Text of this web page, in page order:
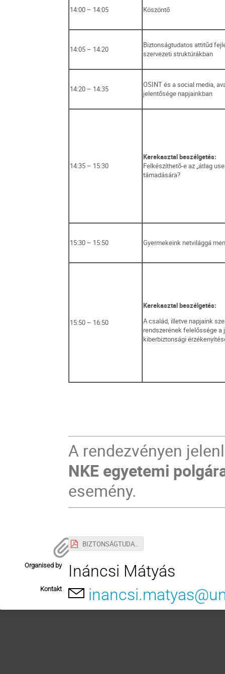
14:00 – 14:05 Köszöntő
14:05 – 14:20
Biztonságtudatos attitűd
szervezeti struktúrákban
14:20 – 14:35
OSINT és a social media,
jelentősége napjainkban
14:35 – 15:30
Kerekasztal beszélgetés:
Felkészíthető-e az „átlag
támadására?
15:30 – 15:50 Gyermekeink netvilággá
15:50 – 16:50
Kerekasztal beszélgetés:
A család, illetve napjaink
rendszerének felelőssége a
kiberbiztonsági
A rendezvényen
NKE egyetemi
esemény.
BIZTONSÁGTUDATOSSÁGI WORKSHOP.pdf
Organised by Ináncsi Mátyás
Kontakt